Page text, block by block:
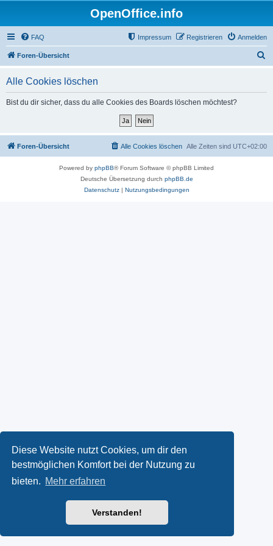
Diese Website nutzt Cookies, um dir den
bestmöglichen Komfort bei der Nutzung zu
bieten. Mehr erfahren
Verstanden!
OpenOffice.info
FAQ Anmelden
Registrieren
Impressum
Foren-Übersicht
Alle Cookies löschen
Bist du dir sicher, dass du alle Cookies des Boards löschen möchtest?
Foren-Übersicht Alle Zeiten sind UTC+02:00
Alle Cookies löschen
Powered by phpBB® Forum Software © phpBB Limited
Deutsche Übersetzung durch phpBB.de
Datenschutz| Nutzungsbedingungen